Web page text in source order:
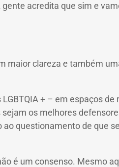
gente acredita que sim e
maior clareza e também
+ – em espaços
os melhores
ao questionamento de que
é um consenso. Mesmo